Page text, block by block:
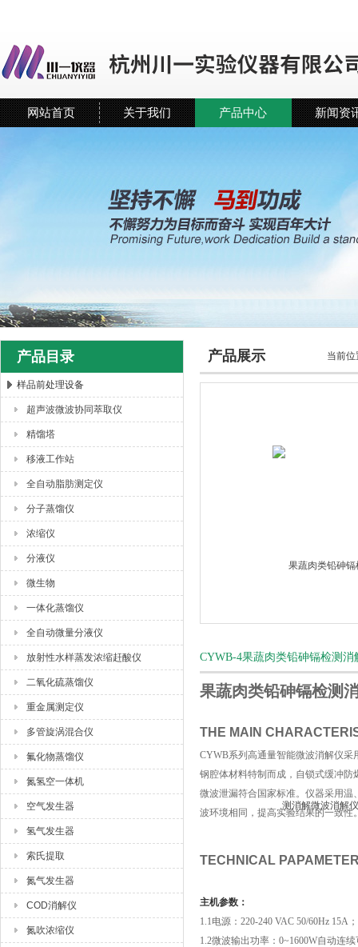
杭州川一实验仪器有限公司
网站首页 关于我们 产品中心 新闻资
产品目录
样品前处理设备
超声波微波协同萃取仪
精馏塔
移液工作站
全自动脂肪测定仪
分子蒸馏仪
浓缩仪
分液仪
微生物
一体化蒸馏仪
全自动微量分液仪
放射性水样蒸发浓缩赶酸仪
二氧化硫蒸馏仪
重金属测定仪
多管旋涡混合仪
氟化物蒸馏仪
氮氢空一体机
空气发生器
氢气发生器
索氏提取
氮气发生器
COD消解仪
氮吹浓缩仪
产品展示 当前位
CYWB-4果蔬肉类铅砷镉检测
果蔬肉类铅砷镉检测
THE MAIN
CYWB系列高通量智能微波消解仪
钢腔体材料特制而成，自锁式缓冲
微波泄漏符合国家标准。仪器采用温
波环境相同，提高实验结果的一致性
TECHNICAL
主机参数：
1.1电源：220-240 VAC 50/60Hz
1.2微波输出功率：0~1600W自动连